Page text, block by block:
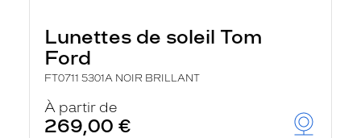
Lunettes de soleil Tom
Ford
FT0711 5301A NOIR BRILLANT
À partir de
269,00 €